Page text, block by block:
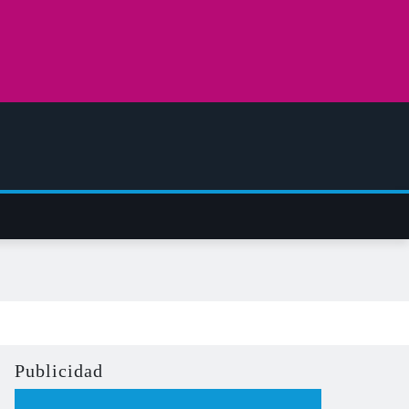
Publicidad